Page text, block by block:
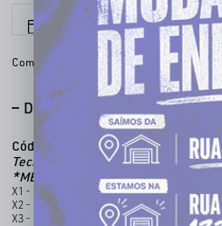
Parcele em até
Compartilhe:
DESCRIÇÃO COMPLETA
Código identificador (SKU): 100986012
Tecido:100% algodão
*MEDIDAS APROXIMADAS
X1 - Comprimento: 85CM/ Torax: 70cm/
X2 - Comprimento: 88CM/ Torax: 72cm/
X3 - Comprimento: 91CM/ Torax: 76cm/